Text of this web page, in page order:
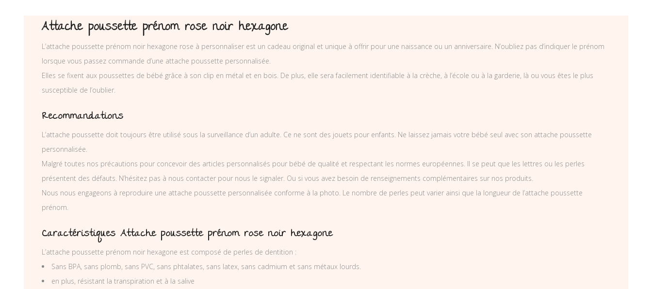
Attache poussette prénom rose noir hexagone
L’attache poussette prénom noir hexagone rose à personnaliser est un cadeau original et unique à offrir pour une naissance ou un anniversaire. N’oubliez pas d’indiquer le prénom
lorsque vous passez commande d’une attache poussette personnalisée.
Elles se fixent aux poussettes de bébé grâce à son clip en métal et en bois. De plus, elle sera facilement identifiable à la crèche, à l’école ou à la garderie, là ou vous êtes le plus
susceptible de l’oublier.
Recommandations
L’attache poussette doit toujours être utilisé sous la surveillance d’un adulte. Ce ne sont des jouets pour enfants. Ne laissez jamais votre bébé seul avec son attache poussette
personnalisée.
Malgré toutes nos précautions pour concevoir des articles personnalisés pour bébé de qualité et respectant les normes européennes. Il se peut que les lettres ou les perles
présentent des défauts. N’hésitez pas à nous contacter pour nous le signaler. Ou si vous avez besoin de renseignements complémentaires sur nos produits.
Nous nous engageons à reproduire une attache poussette personnalisée conforme à la photo. Le nombre de perles peut varier ainsi que la longueur de l’attache poussette
prénom.
Caractéristiques Attache poussette prénom rose noir hexagone
L’attache poussette prénom noir hexagone est composé de perles de dentition :
Sans BPA, sans plomb, sans PVC, sans phtalates, sans latex, sans cadmium et sans métaux lourds.
en plus, résistant la transpiration et à la salive